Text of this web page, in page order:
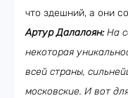
что здешний, а они
Артур Далалоян:На
некоторая
всей страны,
московские. И вот